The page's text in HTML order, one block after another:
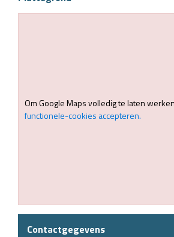
Om Google Maps volledig te laten
functionele-cookies accepteren.
Contactgegevens